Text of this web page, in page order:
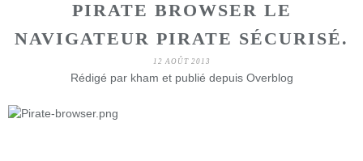
PIRATE BROWSER LE
NAVIGATEUR PIRATE SÉCURISÉ.
12 AOÛT 2013
Rédigé par kham et publié depuis Overblog